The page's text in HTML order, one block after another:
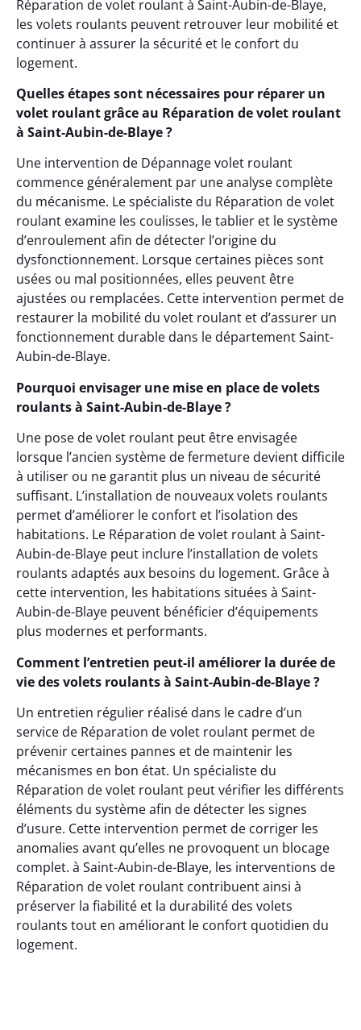
Réparation de volet roulant à Saint-Aubin-de-Blaye,
les volets roulants peuvent retrouver leur mobilité et
continuer à assurer la sécurité et le confort du
logement.
Quelles étapes sont nécessaires pour réparer un
volet roulant grâce au Réparation de volet roulant
à Saint-Aubin-de-Blaye ?
Une intervention de Dépannage volet roulant
commence généralement par une analyse complète
du mécanisme. Le spécialiste du Réparation de volet
roulant examine les coulisses, le tablier et le système
d’enroulement afin de détecter l’origine du
dysfonctionnement. Lorsque certaines pièces sont
usées ou mal positionnées, elles peuvent être
ajustées ou remplacées. Cette intervention permet de
restaurer la mobilité du volet roulant et d’assurer un
fonctionnement durable dans le département Saint-
Aubin-de-Blaye.
Pourquoi envisager une mise en place de volets
roulants à Saint-Aubin-de-Blaye ?
Une pose de volet roulant peut être envisagée
lorsque l’ancien système de fermeture devient difficile
à utiliser ou ne garantit plus un niveau de sécurité
suffisant. L’installation de nouveaux volets roulants
permet d’améliorer le confort et l’isolation des
habitations. Le Réparation de volet roulant à Saint-
Aubin-de-Blaye peut inclure l’installation de volets
roulants adaptés aux besoins du logement. Grâce à
cette intervention, les habitations situées à Saint-
Aubin-de-Blaye peuvent bénéficier d’équipements
plus modernes et performants.
Comment l’entretien peut-il améliorer la durée de
vie des volets roulants à Saint-Aubin-de-Blaye ?
Un entretien régulier réalisé dans le cadre d’un
service de Réparation de volet roulant permet de
prévenir certaines pannes et de maintenir les
mécanismes en bon état. Un spécialiste du
Réparation de volet roulant peut vérifier les différents
éléments du système afin de détecter les signes
d’usure. Cette intervention permet de corriger les
anomalies avant qu’elles ne provoquent un blocage
complet. à Saint-Aubin-de-Blaye, les interventions de
Réparation de volet roulant contribuent ainsi à
préserver la fiabilité et la durabilité des volets
roulants tout en améliorant le confort quotidien du
logement.